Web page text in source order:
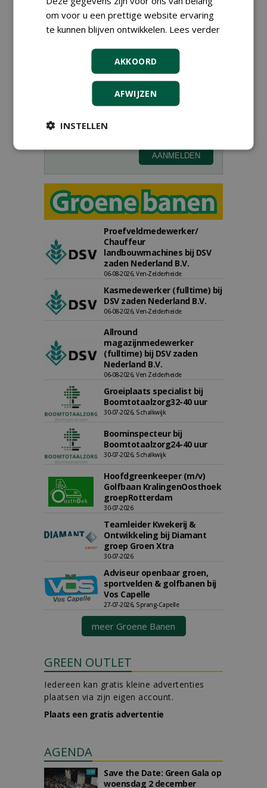
nieuwsbrief.
Proefveldmedewerker/
Chauffeur
landbouwmachines bij DSV
zaden Nederland B.V.
06-08-2026, Ven-Zelderheide
Kasmedewerker (fulltime) bij
DSV zaden Nederland B.V.
06-08-2026, Ven-Zelderheide
Allround
magazijnmedewerker
(fulltime) bij DSV zaden
Nederland B.V.
06-08-2026, Ven Zelderheide
Groeiplaats specialist bij
Boomtotaalzorg32-40 uur
30-07-2026, Schalkwijk
Boominspecteur bij
Boomtotaalzorg24-40 uur
30-07-2026, Schalkwijk
Hoofdgreenkeeper (m/v)
Golfbaan KralingenOosthoek
groepRotterdam
30-07-2026
Teamleider Kwekerij &
Ontwikkeling bij Diamant
groep Groen Xtra
30-07-2026
Adviseur openbaar groen,
sportvelden & golfbanen bij
Vos Capelle
27-07-2026, Sprang-Capelle
meer Groene Banen
GREEN OUTLET
Iedereen kan gratis kleine advertenties
plaatsen via zijn eigen account.
Plaats een gratis advertentie
AGENDA
Save the Date: Green Gala op
woensdag 2 december
om voor u een prettige website ervaring
te kunnen blijven ontwikkelen. Lees verder
AKKOORD
AFWIJZEN
INSTELLEN